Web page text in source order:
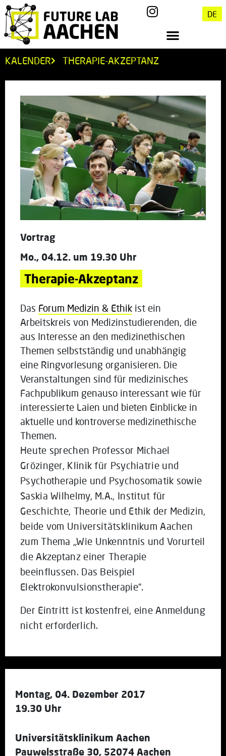
DE
KALENDER THERAPIE-AKZEPTANZ
Vortrag
Mo., 04.12. um 19.30 Uhr
Therapie-Akzeptanz
Das Forum Medizin & Ethik ist ein
Arbeitskreis von Medizinstudierenden, die
aus Interesse an den medizinethischen
Themen selbstständig und unabhängig
eine Ringvorlesung organisieren. Die
Veranstaltungen sind für medizinisches
Fachpublikum genauso interessant wie für
interessierte Laien und bieten Einblicke in
aktuelle und kontroverse medizinethische
Themen.
Heute sprechen Professor Michael
Grözinger, Klinik für Psychiatrie und
Psychotherapie und Psychosomatik sowie
Saskia Wilhelmy, M.A., Institut für
Geschichte, Theorie und Ethik der Medizin,
beide vom Universitätsklinikum Aachen
zum Thema „Wie Unkenntnis und Vorurteil
die Akzeptanz einer Therapie
beeinflussen. Das Beispiel
Elektrokonvulsionstherapie“.
Der Eintritt ist kostenfrei, eine Anmeldung
nicht erforderlich.
Montag, 04. Dezember 2017
19.30 Uhr
Universitätsklinikum Aachen
Pauwelsstraße 30, 52074 Aachen